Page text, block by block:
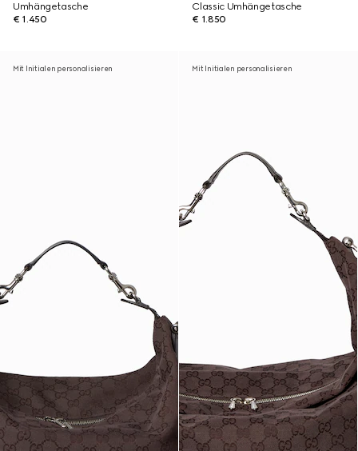
Umhängetasche
€ 1.450
Classic Umhängetasche
€ 1.850
Mit Initialen personalisieren Mit Initialen personalisieren